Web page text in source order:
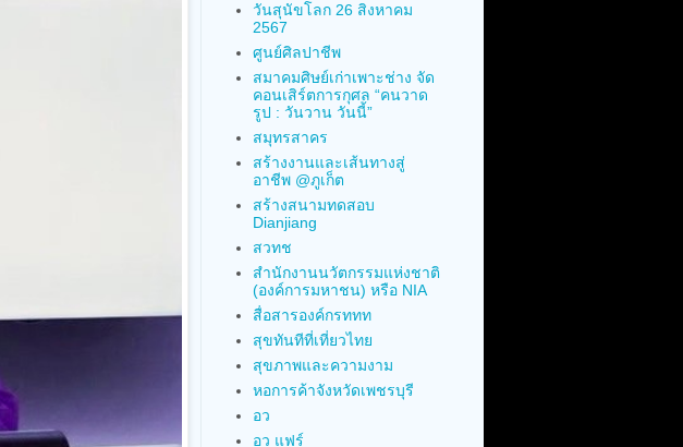
วันสุนัขโลก 26 สิงหาคม
2567
ศูนย์ศิลปาชีพ
สมาคมศิษย์เก่าเพาะช่าง จัด
คอนเสิร์ตการกุศล “คนวาด
รูป : วันวาน วันนี้”
สมุทรสาคร
สร้างงานและเส้นทางสู่
อาชีพ @ภูเก็ต
สร้างสนามทดสอบ
Dianjiang
สวทช
สำนักงานนวัตกรรมแห่งชาติ
(องค์การมหาชน) หรือ NIA
สื่อสารองค์กรททท
สุขทันทีที่เที่ยวไทย
สุขภาพและความงาม
หอการค้าจังหวัดเพชรบุรี
อว
อว แฟร์